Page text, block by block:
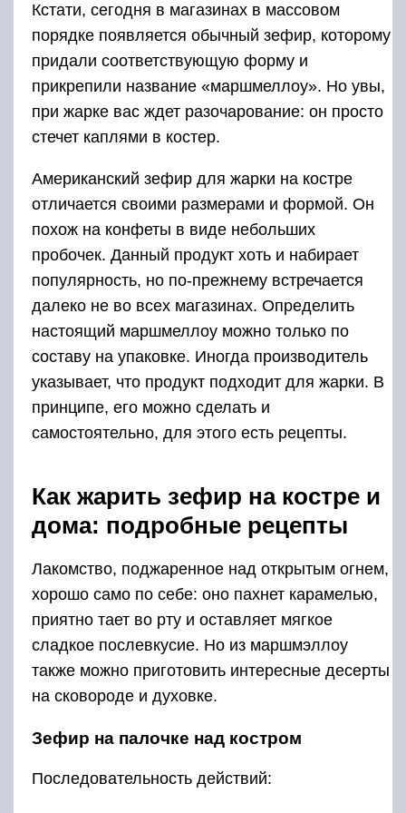
Кстати, сегодня в магазинах в массовом
порядке появляется обычный зефир, которому
придали соответствующую форму и
прикрепили название «маршмеллоу». Но увы,
при жарке вас ждет разочарование: он просто
стечет каплями в костер.
Американский зефир для жарки на костре
отличается своими размерами и формой. Он
похож на конфеты в виде небольших
пробочек. Данный продукт хоть и набирает
популярность, но по-прежнему встречается
далеко не во всех магазинах. Определить
настоящий маршмеллоу можно только по
составу на упаковке. Иногда производитель
указывает, что продукт подходит для жарки. В
принципе, его можно сделать и
самостоятельно, для этого есть рецепты.
Как жарить зефир на костре и
дома: подробные рецепты
Лакомство, поджаренное над открытым огнем,
хорошо само по себе: оно пахнет карамелью,
приятно тает во рту и оставляет мягкое
сладкое послевкусие. Но из маршмэллоу
также можно приготовить интересные десерты
на сковороде и духовке.
Зефир на палочке над костром
Последовательность действий: